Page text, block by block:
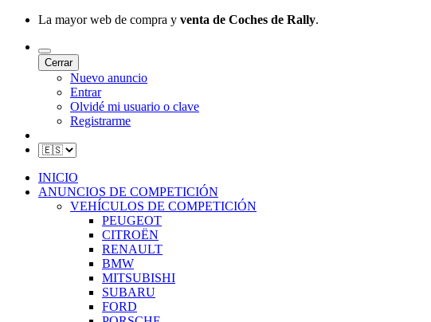
La mayor web de compra y venta de Coches de Rally.
Cerrar
Nuevo anuncio
Entrar
Olvidé mi usuario o clave
Registrarme
INICIO
ANUNCIOS DE COMPETICIÓN
VEHÍCULOS DE COMPETICIÓN
PEUGEOT
CITROËN
RENAULT
BMW
MITSUBISHI
SUBARU
FORD